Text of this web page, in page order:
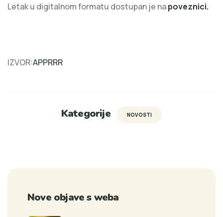
Letak u digitalnom formatu dostupan je napoveznici.
IZVOR:APPRRR
Kategorije NOVOSTI
Nove objave s weba